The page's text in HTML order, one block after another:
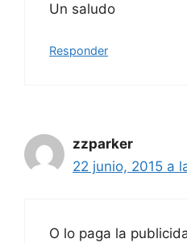
Un saludo
Responder
zzparker
22 junio, 2015 a
O lo paga la